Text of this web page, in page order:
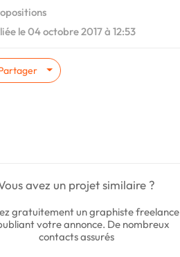
le 04 octobre 2017 à 12:53
avez un projet similaire ?
gratuitement un graphiste freelance
votre annonce. De nombreux
contacts assurés